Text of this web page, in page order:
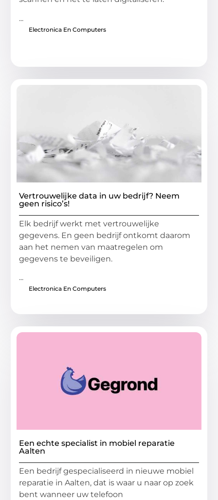
...
Electronica En Computers
Vertrouwelijke data in uw bedrijf? Neem
geen risico’s!
Elk bedrijf werkt met vertrouwelijke
gegevens. En geen bedrijf ontkomt daarom
aan het nemen van maatregelen om
gegevens te beveiligen.
...
Electronica En Computers
Een echte specialist in mobiel reparatie
Aalten
Een bedrijf gespecialiseerd in nieuwe mobiel
reparatie in Aalten, dat is waar u naar op zoek
bent wanneer uw telefoon